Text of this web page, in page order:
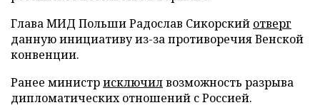
Глава МИД Польши Радослав Сикорский отверг
данную инициативу из-за противоречия Венской
конвенции.
Ранее министрисключилвозможность разрыва
дипломатических отношений с Россией.